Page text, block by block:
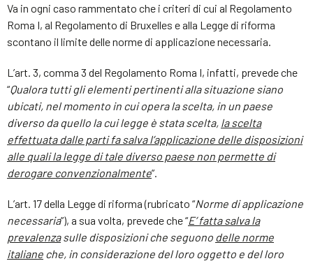
Va in ogni caso rammentato che i criteri di cui al Regolamento
Roma I, al Regolamento di Bruxelles e alla Legge di riforma
scontano il limite delle norme di applicazione necessaria.
L’art. 3, comma 3 del Regolamento Roma I, infatti, prevede che
“Qualora tutti gli elementi pertinenti alla situazione siano
ubicati, nel momento in cui opera la scelta, in un paese
diverso da quello la cui legge è stata scelta, la scelta
effettuata dalle parti fa salva l’applicazione delle disposizioni
alle quali la legge di tale diverso paese non permette di
derogare convenzionalmente”.
L’art. 17 della Legge di riforma (rubricato “Norme di applicazione
necessaria”), a sua volta, prevede che “E’ fatta salva la
prevalenzasulle disposizioni che seguono delle norme
italiane che, in considerazione del loro oggetto e del loro